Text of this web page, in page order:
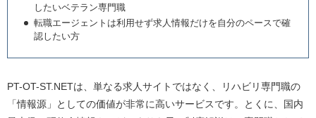
したいベテラン専門職
転職エージェントは利用せず求人情報だけを自分のペースで確
認したい方
PT-OT-ST.NETは、単なる求人サイトではなく、リハビリ専門職の
「情報源」としての価値が非常に高いサービスです。とくに、国内